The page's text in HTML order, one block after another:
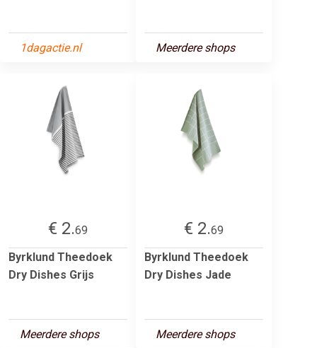
1dagactie.nl Meerdere shops
€ 2.69
Byrklund Theedoek
Dry Dishes Grijs
Meerdere shops
€ 2.69
Byrklund Theedoek
Dry Dishes Jade
Meerdere shops